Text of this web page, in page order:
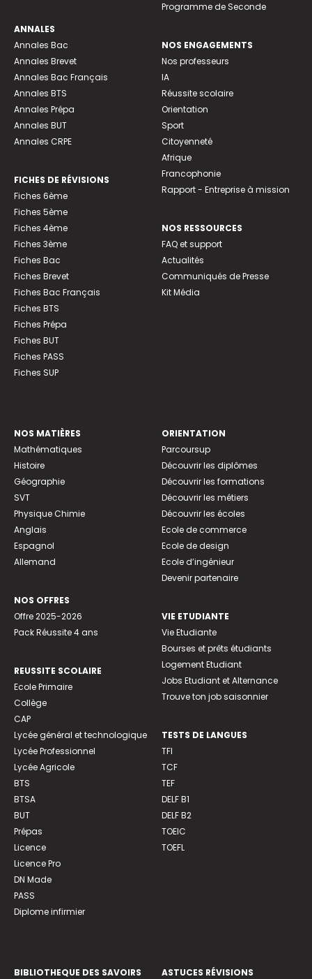
ANNALES
Annales Bac
Annales Brevet
Annales Bac Français
Annales BTS
Annales Prépa
Annales BUT
Annales CRPE
FICHES DE RÉVISIONS
Fiches 6ème
Fiches 5ème
Fiches 4ème
Fiches 3ème
Fiches Bac
Fiches Brevet
Fiches Bac Français
Fiches BTS
Fiches Prépa
Fiches BUT
Fiches PASS
Fiches SUP
Programme de Seconde
NOS ENGAGEMENTS
Nos professeurs
IA
Réussite scolaire
Orientation
Sport
Citoyenneté
Afrique
Francophonie
Rapport - Entreprise à mission
NOS RESSOURCES
FAQ et support
Actualités
Communiqués de Presse
Kit Média
NOS MATIÈRES
Mathématiques
Histoire
Géographie
SVT
Physique Chimie
Anglais
Espagnol
Allemand
NOS OFFRES
Offre 2025-2026
Pack Réussite 4 ans
REUSSITE SCOLAIRE
Ecole Primaire
Collège
CAP
Lycée général et technologique
Lycée Professionnel
Lycée Agricole
BTS
BTSA
BUT
Prépas
Licence
Licence Pro
DN Made
PASS
Diplome infirmier
ORIENTATION
Parcoursup
Découvrir les diplômes
Découvrir les formations
Découvrir les métiers
Découvrir les écoles
Ecole de commerce
Ecole de design
Ecole d’ingénieur
Devenir partenaire
VIE ETUDIANTE
Vie Etudiante
Bourses et prêts étudiants
Logement Etudiant
Jobs Etudiant et Alternance
Trouve ton job saisonnier
TESTS DE LANGUES
TFI
TCF
TEF
DELF B1
DELF B2
TOEIC
TOEFL
BIBLIOTHEQUE DES SAVOIRS
ASTUCES RÉVISIONS